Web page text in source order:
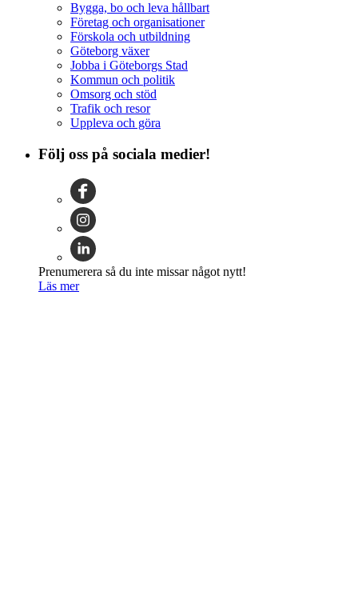
Bygga, bo och leva hållbart
Företag och organisationer
Förskola och utbildning
Göteborg växer
Jobba i Göteborgs Stad
Kommun och politik
Omsorg och stöd
Trafik och resor
Uppleva och göra
Följ oss på sociala medier!
Prenumerera så du inte missar något nytt!
Läs mer